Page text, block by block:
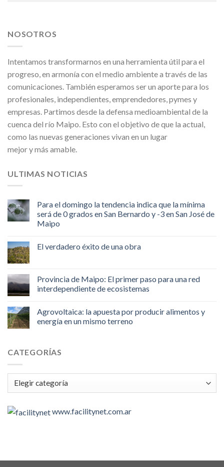
NOSOTROS
Intentamos transformarnos en una herramienta útil para el
progreso, en armonía con el medio ambiente a través de las
comunicaciones. También esperamos ser un aporte para los
profesionales, independientes, emprendedores, pymes y
empresas. Partimos desde la defensa medioambiental de la
cuenca del río Maipo. Esto con el objetivo de que la actual,
como las nuevas generaciones vivan en un lugar
mejor y más amable.
ULTIMAS NOTICIAS
Para el domingo la tendencia indica que la mínima
será de 0 grados en San Bernardo y -3 en San José de
Maipo
El verdadero éxito de una obra
Provincia de Maipo: El primer paso para una red
interdependiente de ecosistemas
Agrovoltaica: la apuesta por producir alimentos y
energía en un mismo terreno
CATEGORÍAS
Categorías
www.facilitynet.com.ar